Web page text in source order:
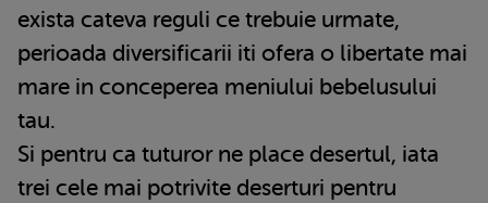
exista cateva reguli ce trebuie urmate,
perioada diversificarii iti ofera o libertate mai
mare in conceperea meniului bebelusului
tau.
Si pentru ca tuturor ne place desertul, iata
trei cele mai potrivite deserturi pentru